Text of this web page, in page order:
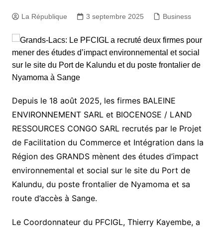
La République 3 septembre 2025 Business
Depuis le 18 août 2025, les firmes BALEINE
ENVIRONNEMENT SARL et BIOCENOSE / LAND
RESSOURCES CONGO SARL recrutés par le Projet
de Facilitation du Commerce et Intégration dans la
Région des GRANDS mènent des études d’impact
environnemental et social sur le site du Port de
Kalundu, du poste frontalier de Nyamoma et sa
route d’accès à Sange.
Le Coordonnateur du PFCIGL, Thierry Kayembe, a